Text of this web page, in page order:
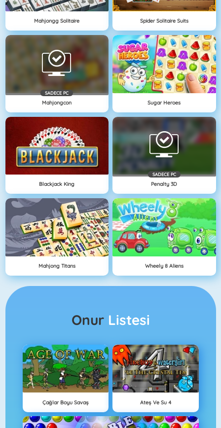
Mahjongg Solitaire Spider Solitaire Suits
SADECE PC
Mahjongcon Sugar Heroes
Blackjack King
SADECE PC
Penalty 3D
Mahjong Titans Wheely 8 Aliens
Onur Listesi
Çağlar Boyu Savaş Ateş Ve Su 4